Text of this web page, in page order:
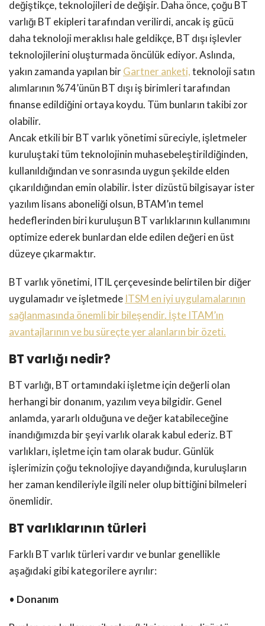
değiştikçe, teknolojileri de değişir. Daha önce, çoğu BT
varlığı BT ekipleri tarafından verilirdi, ancak iş gücü
daha teknoloji meraklısı hale geldikçe, BT dışı işlevler
teknolojilerini oluşturmada öncülük ediyor. Aslında,
yakın zamanda yapılan birGartner anketi,teknoloji satın
alımlarının %74’ünün BT dışı iş birimleri tarafından
finanse edildiğini ortaya koydu. Tüm bunların takibi zor
olabilir.
Ancak etkili bir BT varlık yönetimi süreciyle, işletmeler
kuruluştaki tüm teknolojinin muhasebeleştirildiğinden,
kullanıldığından ve sonrasında uygun şekilde elden
çıkarıldığından emin olabilir. İster dizüstü bilgisayar ister
yazılım lisans aboneliği olsun, BTAM’ın temel
hedeflerinden biri kuruluşun BT varlıklarının kullanımını
optimize ederek bunlardan elde edilen değeri en üst
düzeye çıkarmaktır.
BT varlık yönetimi, ITIL çerçevesinde belirtilen bir diğer
uygulamadır ve işletmede ITSM en iyi uygulamalarının
sağlanmasında önemli bir bileşendir. İşte ITAM’ın
avantajlarının ve bu süreçte yer alanların bir özeti.
BT varlığı nedir?
BT varlığı, BT ortamındaki işletme için değerli olan
herhangi bir donanım, yazılım veya bilgidir. Genel
anlamda, yararlı olduğuna ve değer katabileceğine
inandığımızda bir şeyi varlık olarak kabul ederiz. BT
varlıkları, işletme için tam olarak budur. Günlük
işlerimizin çoğu teknolojiye dayandığında, kuruluşların
her zaman kendileriyle ilgili neler olup bittiğini bilmeleri
önemlidir.
BT varlıklarının türleri
Farklı BT varlık türleri vardır ve bunlar genellikle
aşağıdaki gibi kategorilere ayrılır:
• Donanım